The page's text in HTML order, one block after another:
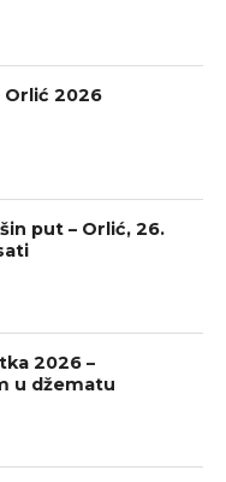
Orlić 2026
put – Orlić, 26.
2026 –
u džematu